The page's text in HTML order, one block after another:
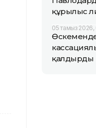
құрылыс
05 тамыз 2026,
қалдырды